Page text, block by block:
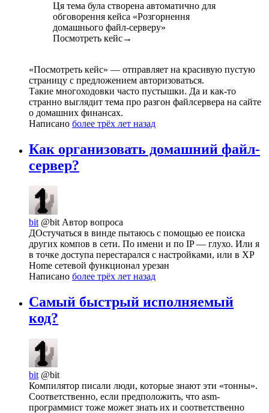
Ця тема була створена автоматично для
обговорення кейса «Розгорнення
домашнього файл-серверу»
Посмотреть кейс→
«Посмотреть кейс» — отправляет на красивую пустую
страницу с предложением авторизоваться.
Такие многоходовки часто пустышки. Да и как-то
странно выглядит тема про разгон файлсервера на сайте
о домашних финансах.
Написано более трёх лет назад
Как организовать домашний файл-
сервер?
bit @bit Автор вопроса
ДОстучаться в винде пытаюсь с помощью ее поиска
других компов в сети. По имени и по IP — глухо. Или я
в точке доступа перестарался с настройками, или в XP
Home сетевой функционал урезан
Написано более трёх лет назад
Самый быстрый исполняемый
код?
bit @bit
Компилятор писали люди, которые знают эти «тонны».
Соответственно, если предположить, что asm-
программист тоже может знать их и соответственно